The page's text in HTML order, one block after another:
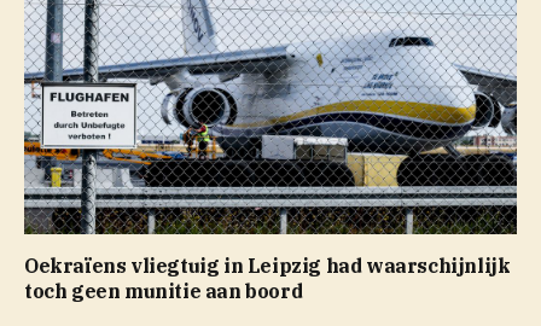
Oekraïens vliegtuig in Leipzig had waarschijnlijk
toch geen munitie aan boord